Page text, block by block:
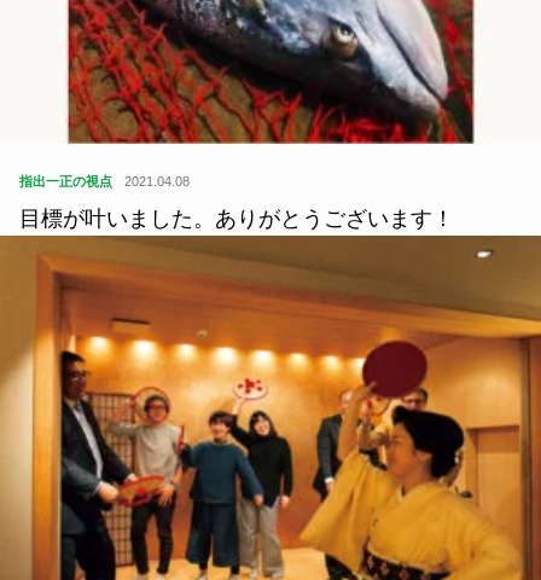
指出一正の視点 2021.04.08
目標が叶いました。ありがとうございます！